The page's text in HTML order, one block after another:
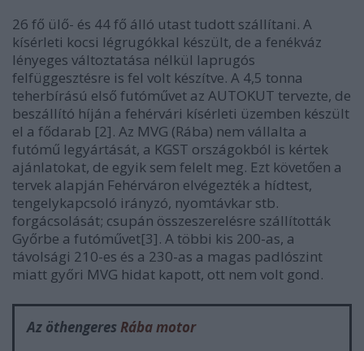
26 fő ülő- és 44 fő álló utast tudott szállítani. A
kísérleti kocsi légrugókkal készült, de a fenékváz
lényeges változtatása nélkül laprugós
felfüggesztésre is fel volt készítve. A 4,5 tonna
teherbírású első futóművet az AUTOKUT tervezte, de
beszállító híján a fehérvári kísérleti üzemben készült
el a fődarab [2]. Az MVG (Rába) nem vállalta a
futómű legyártását, a KGST országokból is kértek
ajánlatokat, de egyik sem felelt meg. Ezt követően a
tervek alapján Fehérváron elvégezték a hídtest,
tengelykapcsoló irányzó, nyomtávkar stb.
forgácsolását; csupán összeszerelésre szállították
Győrbe a futóművet[3]. A többi kis 200-as, a
távolsági 210-es és a 230-as a magas padlószint
miatt győri MVG hidat kapott, ott nem volt gond.
Az öthengeres Rába motor